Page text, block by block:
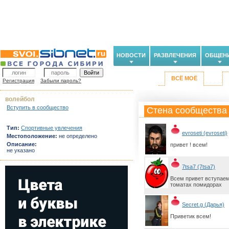
НОВОСТИ РАЗВЛЕЧЕНИЯ
Регистрация Забыли пароль? ВСЁ МОЁ
Стена сообщества
evroseti (evroseti)
привет ! всем!
7tsa7 (7tsa7)
Всем привет
томатах помидорах
Secret.g (Дарья)
Приветик всем!
волейбол
Вступить в сообщество
Тип: Спортивные увлечения
Местоположение: не определено
Описание:
не указано